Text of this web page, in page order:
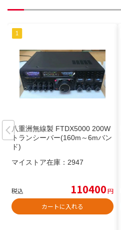
八重洲無線製 FTDX5000 200W
トランシーバー(160m～6mバン
ド)
マイストア在庫： 2947
税込 110400円
カートに入れる